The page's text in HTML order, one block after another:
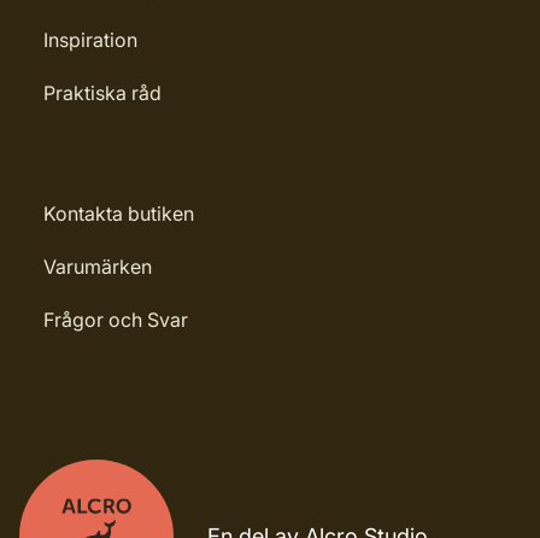
Inspiration
Praktiska råd
Kontakta butiken
Varumärken
Frågor och Svar